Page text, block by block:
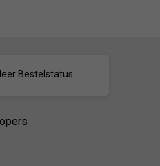
Bestelstatus